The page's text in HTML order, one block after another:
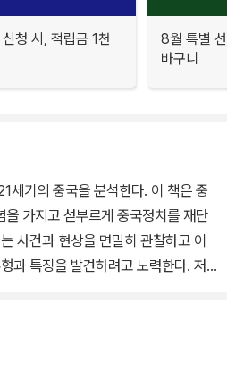
청 시, 적립금 1천
8월 특별
바구니
세기의 중국을 분석한다. 이 책은 중
가지고 섣부르게 중국정치를 재단
사건과 현상을 면밀히 관찰하고 이
과 특징을 발견하려고 노력한다. 저